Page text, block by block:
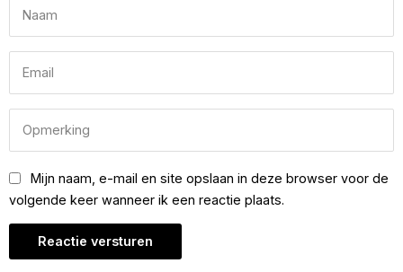
Mijn naam, e-mail en site opslaan in deze browser voor de
volgende keer wanneer ik een reactie plaats.